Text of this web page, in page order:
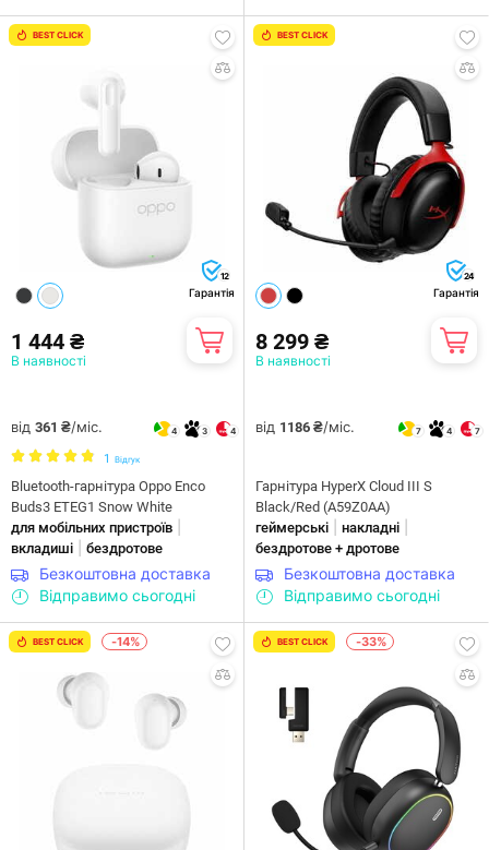
BEST CLICK
12
Гарантія
1 444 ₴
В наявності
від 361 ₴/міс. 4 3 4
1 Відгук
Bluetooth-гарнітура Oppo Enco
Buds3 ETEG1 Snow White
для мобільних пристроїв
вкладиші бездротове
Безкоштовна доставка
Відправимо сьогодні
BEST CLICK
24
Гарантія
8 299 ₴
В наявності
від 1186 ₴/міс. 7 4 7
Гарнiтура HyperX Cloud III S
Black/Red (A59Z0AA)
геймерські
накладні
бездротове + дротове
Безкоштовна доставка
Відправимо сьогодні
BEST CLICK -14% BEST CLICK -33%